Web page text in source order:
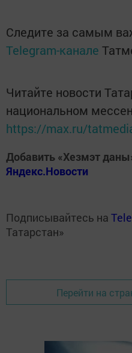
Следите за самым
Telegram-канале
Читайте новости
национальном
https://max.ru/
Добавить «Хезмэт
Яндекс.Новости
Подписывайтесь на
Татарстан»
Перейти на